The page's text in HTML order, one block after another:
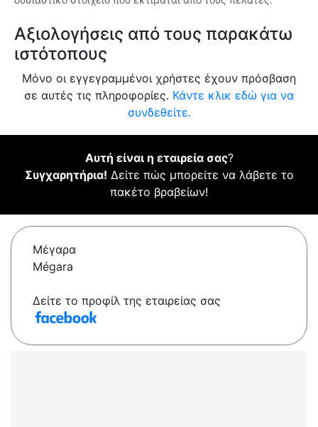
Αξιολογήσεις από τους παρακάτω
ιστότοπους
Μόνο οι εγγεγραμμένοι χρήστες έχουν πρόσβαση
σε αυτές τις πληροφορίες. Κάντε κλικ εδώ για να
συνδεθείτε.
Αυτή είναι η εταιρεία σας?
Συγχαρητήρια! Δείτε πώς μπορείτε να λάβετε το
πακέτο βραβείων!
Μέγαρα
Mégara
Δείτε το προφίλ της εταιρείας σας